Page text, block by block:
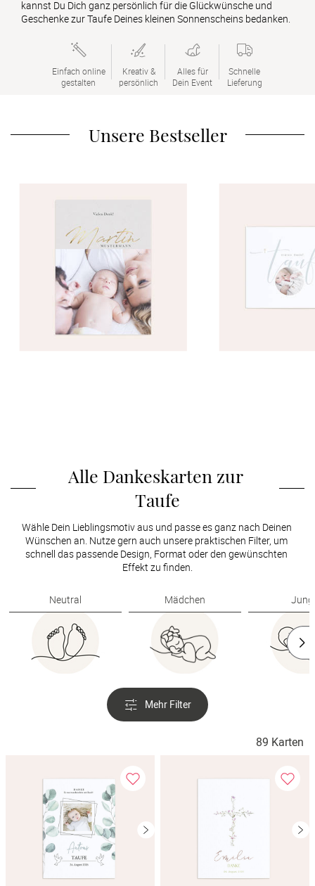
kannst Du Dich ganz persönlich für die Glückwünsche und
Geschenke zur Taufe Deines kleinen Sonnenscheins bedanken.
Einfach online
gestalten
Kreativ &
persönlich
Alles für
Dein Event
Schnelle
Lieferung
Unsere Bestseller
Alle Dankeskarten zur
Taufe
Wähle Dein Lieblingsmotiv aus und passe es ganz nach Deinen
Wünschen an. Nutze gern auch unsere praktischen Filter, um
schnell das passende Design, Format oder den gewünschten
Effekt zu finden.
Neutral Mädchen
Mehr Filter
89 Karten